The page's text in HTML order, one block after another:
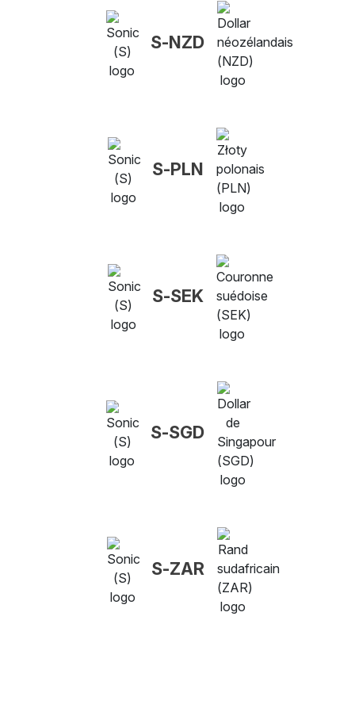
S-NZD
S-PLN
S-SEK
S-SGD
S-ZAR